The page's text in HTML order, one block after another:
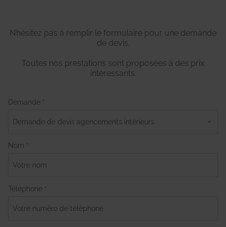
N’hésitez pas à remplir le formulaire pour une demande
de devis.
Toutes nos prestations sont proposées à des prix
intéressants.
Demande *
Nom *
Téléphone *